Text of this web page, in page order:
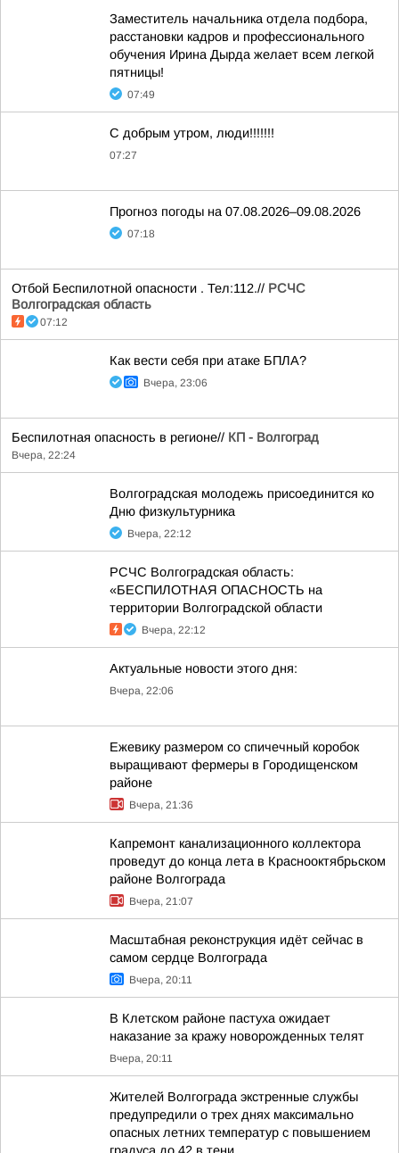
Заместитель начальника отдела подбора,
расстановки кадров и профессионального
обучения Ирина Дырда желает всем легкой
пятницы!
07:49
С добрым утром, люди!!!!!!!
07:27
Прогноз погоды на 07.08.2026–09.08.2026
07:18
Отбой Беспилотной опасности . Тел:112.// РСЧС
Волгоградская область
07:12
Как вести себя при атаке БПЛА?
Вчера, 23:06
Беспилотная опасность в регионе// КП - Волгоград
Вчера, 22:24
Волгоградская молодежь присоединится ко
Дню физкультурника
Вчера, 22:12
РСЧС Волгоградская область:
«БЕСПИЛОТНАЯ ОПАСНОСТЬ на
территории Волгоградской области
Вчера, 22:12
Актуальные новости этого дня:
Вчера, 22:06
Ежевику размером со спичечный коробок
выращивают фермеры в Городищенском
районе
Вчера, 21:36
Капремонт канализационного коллектора
проведут до конца лета в Краснооктябрьском
районе Волгограда
Вчера, 21:07
Масштабная реконструкция идёт сейчас в
самом сердце Волгограда
Вчера, 20:11
В Клетском районе пастуха ожидает
наказание за кражу новорожденных телят
Вчера, 20:11
Жителей Волгограда экстренные службы
предупредили о трех днях максимально
опасных летних температур с повышением